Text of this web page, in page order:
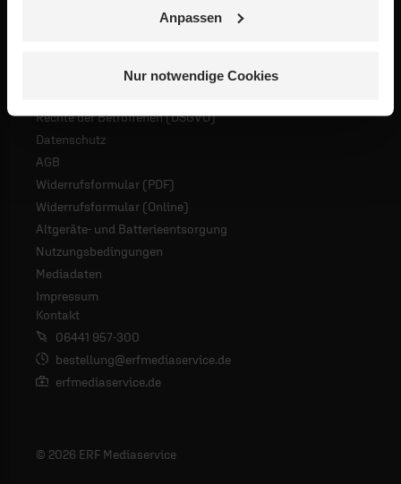
Anpassen
Nur notwendige Cookies
Rechte der Betroffenen (DSGVO)
Datenschutz
AGB
Widerrufsformular (PDF)
Widerrufsformular (Online)
Altgeräte- und Batterieentsorgung
Nutzungsbedingungen
Mediadaten
Impressum
Kontakt
06441 957-300
bestellung@erfmediaservice.de
erfmediaservice.de
© 2026 ERF Mediaservice